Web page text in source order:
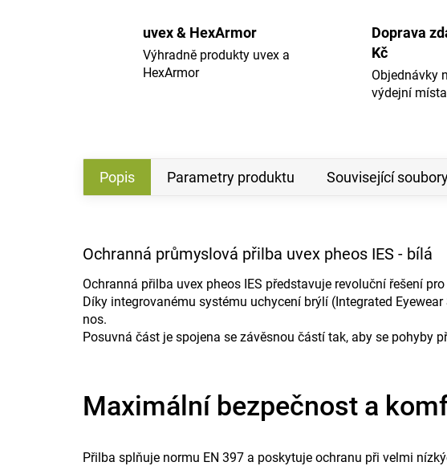
uvex & HexArmor
Výhradně produkty uvex a
HexArmor
Doprava
Kč
Objednávky
výdejní místa
Popis Parametry produktu Související
Ochranná průmyslová přilba uvex pheos IES - bílá
Ochranná přilba uvex pheos IES představuje revoluční řešení
Díky integrovanému systému uchycení brýlí (Integrated
nos.
Posuvná část je spojena se závěsnou částí tak, aby se pohyby
Maximální bezpečnost a
Přilba splňuje normu EN 397 a poskytuje ochranu při velmi